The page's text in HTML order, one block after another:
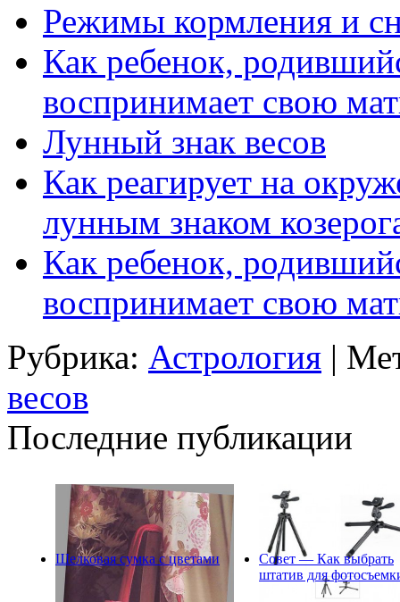
Режимы кормления и
Как ребенок,
воспринимает свою
Лунный знак весов
Как реагирует на
лунным знаком
Как ребенок,
воспринимает свою
Рубрика: Астрология |
весов
Последние публикации
Шелковая сумка с цветами
Совет — Как выбрать
штатив для